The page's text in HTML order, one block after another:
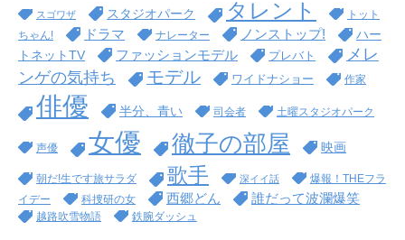
スゴワザ スタジオパーク タレント
トット
ちゃん!
ドラマ ナレーター ノンストップ!
ハー
トネットTV
ファッションモデル プレバト
メレ
ンゲの気持ち
モデル ワイドナショー 作家
俳優 半分、青い 司会者 土曜スタジオパーク
声優 女優 徹子の部屋 映画
朝だ!生です旅サラダ 歌手 深イイ話
爆報！THEフラ
イデー
科捜研の女 西郷どん 誰だって波瀾爆笑
越路吹雪物語 鉄腕ダッシュ